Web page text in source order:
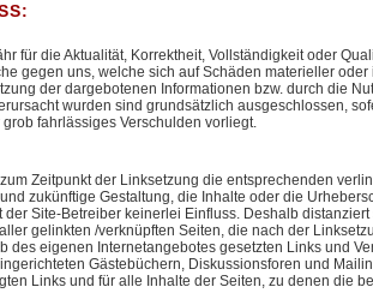
für die Aktualität, Korrektheit, Vollständigkeit oder
gegen uns, welche sich auf Schäden materieller
der dargebotenen Informationen bzw. durch die
wurden sind grundsätzlich ausgeschlossen,
fahrlässiges Verschulden vorliegt.
Zeitpunkt der Linksetzung die entsprechenden
zukünftige Gestaltung, die Inhalte oder die
Site-Betreiber keinerlei Einfluss. Deshalb
gelinkten /verknüpften Seiten, die nach der
des eigenen Internetangebotes gesetzten Links und
Gästebüchern, Diskussionsforen und
Links und für alle Inhalte der Seiten, zu denen die